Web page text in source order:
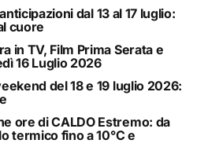
dal 13 al 17 luglio:
cuore
in TV, Film Prima Serata e
16 Luglio 2026
del 18 e 19 luglio 2026:
ore di CALDO Estremo: da
termico fino a 10°C e